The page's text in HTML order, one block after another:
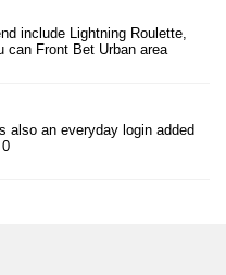
include Lightning Roulette,
can Front Bet Urban area
also an everyday login added